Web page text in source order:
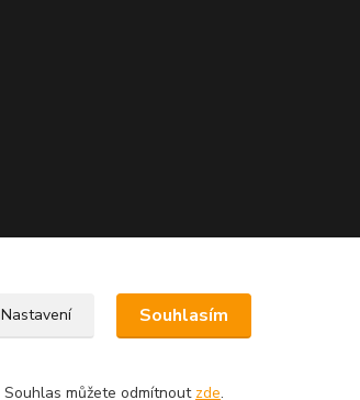
Nastavení Souhlasím
Souhlas můžete odmítnout zde.